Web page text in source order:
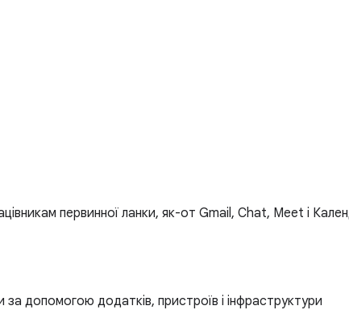
первинної ланки, як-от Gmail, Chat, Meet і
допомогою додатків, пристроїв і інфраструктури